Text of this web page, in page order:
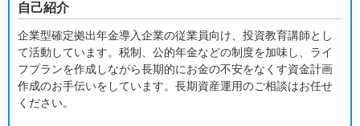
自己紹介
企業型確定拠出年金導入企業の従業員向け、投資教育講師とし
て活動しています。税制、公的年金などの制度を加味し、ライ
フプランを作成しながら長期的にお金の不安をなくす資金計画
作成のお手伝いをしています。長期資産運用のご相談はお任せ
ください。